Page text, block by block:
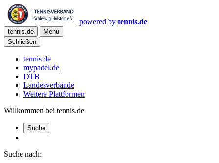
powered by tennis.de
tennis.de
Menu
Schließen
tennis.de
mypadel.de
DTB
Landesverbände
Weitere Plattformen
Willkommen bei tennis.de
Suche
Suche nach: